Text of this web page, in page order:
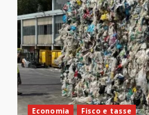
Economia Fisco e tasse